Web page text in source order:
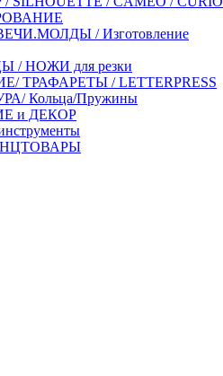
/ Изготовление
НОЖИ для резки
ТРАФАРЕТЫ / LETTERPRESS
Кольца/Пружины
и ДЕКОР